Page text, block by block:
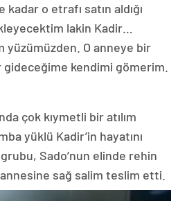
o etrafı satın aldığı
lakin Kadir…
yüzümüzden. O anneye bir
gideceğime kendimi gömerim.
çok kıymetli bir atılım
yüklü Kadir’in hayatını
Sado’nun elinde rehin
sağ salim teslim etti.